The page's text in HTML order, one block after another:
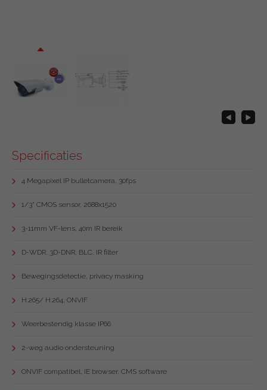
Specificaties
4 Megapixel IP bulletcamera, 30fps
1/3" CMOS sensor, 2688x1520
3-11mm VF-lens, 40m IR bereik
D-WDR, 3D-DNR, BLC, IR filter
Bewegingsdetectie, privacy masking
H.265/ H.264, ONVIF
Weerbestendig klasse IP66
2-weg audio ondersteuning
ONVIF compatibel, IE browser, CMS software